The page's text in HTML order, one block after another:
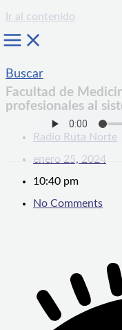
Ir al contenido
Buscar
Facultad de
profesionales al
Radio Ruta Norte
enero 25, 2024
10:40 pm
No Comments